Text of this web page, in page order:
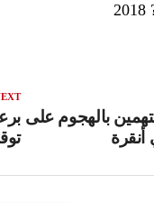
بالهجوم على
أنقرة